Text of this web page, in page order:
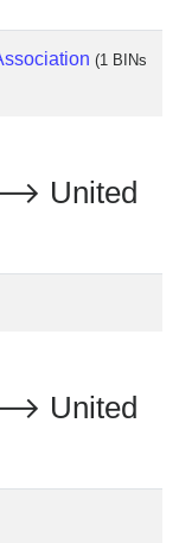
(1 BINs
United
United